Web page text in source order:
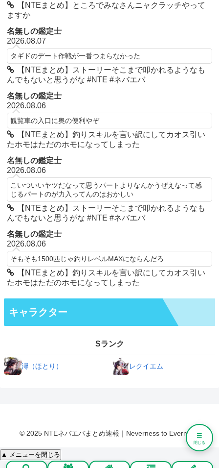
【NTEまとめ】ところでみなさんニャクラッチやって
ますか
名無しの鑑定士
2026.08.07
タギドのデート作戦が一番つまらなかった
【NTEまとめ】ストーリーそこまで叩かれるようなも
んでもないと思うがな #NTE #ネバエバ
名無しの鑑定士
2026.08.06
観覧車の入口に奥の便利やぞ
【NTEまとめ】釣りスキルを言い訳にしてカオス引い
たホモはただのホモになってしまった
名無しの鑑定士
2026.08.06
こいついいヤツだなって思うパートよりなんかうぜえなって感
じるパートのが力入ってんのはおかしい
【NTEまとめ】ストーリーそこまで叩かれるようなも
んでもないと思うがな #NTE #ネバエバ
名無しの鑑定士
2026.08.06
そもそも1500匹じゃ釣りレベルMAXにならんだろ
【NTEまとめ】釣りスキルを言い訳にしてカオス引い
たホモはただのホモになってしまった
キャラクター
Sランク
潯（ほとり） レクイエム
© 2025 NTEネバエバまとめ速報｜Neverness to Everness.
▲ メニューを閉じる
≡
閉じる